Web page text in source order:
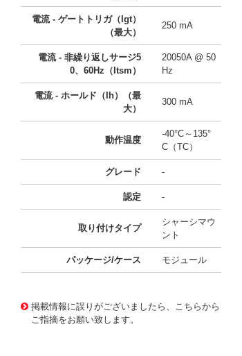
電流 - ゲートトリガ（Igt）
（最大）
250 mA
電流 - 非繰り返しサージ5
0、60Hz（Itsm）
20050A @ 50
Hz
電流 - ホールド（Ih）（最
大）
300 mA
動作温度
-40°C～135°
C（TC）
グレード -
認定 -
取り付けタイプ
シャーシマウ
ント
パッケージ/ケース モジュール
掲載情報に誤りがございましたら、こちらから
ご指摘をお願い致します。